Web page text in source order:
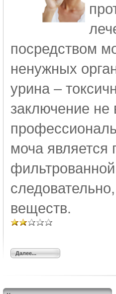
посредством
ненужных
урина –
заключение не
моча является
веществ.
Далее...